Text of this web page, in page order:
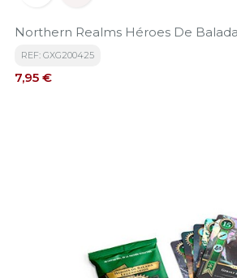
Northern Realms Héroes De
REF: GXG200425
Precio
7,95 €